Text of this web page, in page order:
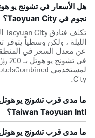
نجوم في Taoyuan City؟
عن معدل السعر في
في
City.
ما مدى قرب تشونج يو
Taiwan Taoyuan Intl؟